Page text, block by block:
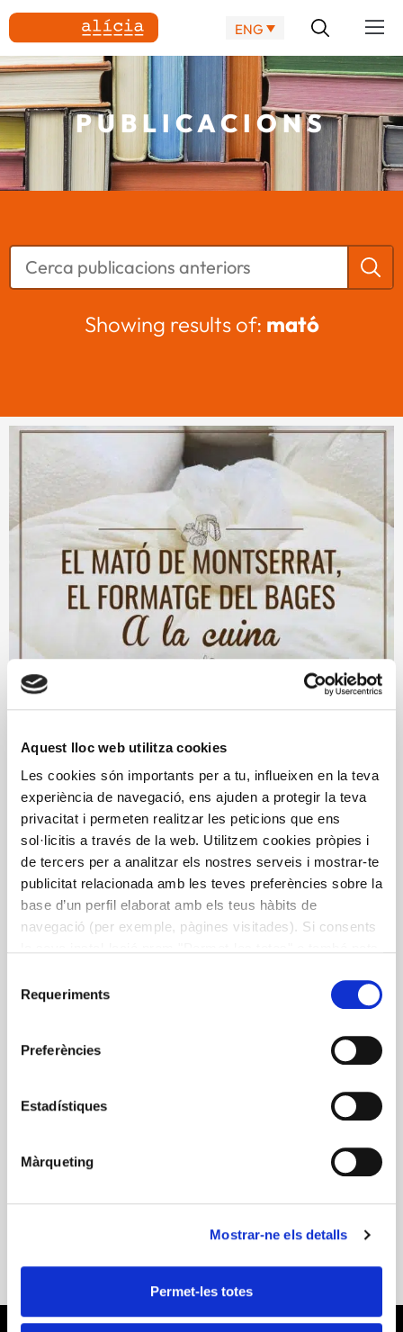
Aquest lloc web utilitza cookies
Les cookies són importants per a tu, influeixen en la teva
experiència de navegació, ens ajuden a protegir la teva
privacitat i permeten realitzar les peticions que ens
sol·licitis a través de la web. Utilitzem cookies pròpies i
de tercers per a analitzar els nostres serveis i mostrar-te
publicitat relacionada amb les teves preferències sobre la
base d’un perfil elaborat amb els teus hàbits de
navegació (per exemple, pàgines visitades). Si consents
informació a la nostra
Requeriments
Preferències
Estadístiques
Màrqueting
Mostrar-ne els detalls
Permet-les totes
ENG
PUBLICACIONS
Showing results of: mató
El Mató de Montserrat, el
formatge del Bages a la cuina
Segunda guía gastronómica que pretende dar a
conocer el Mató de Montserrat, uno de los productos
y las aplicaciones en la cocina y sus aplicaciones
culinarias. Impulsada por el Consell Comarcal del
Bages Cheese
More information